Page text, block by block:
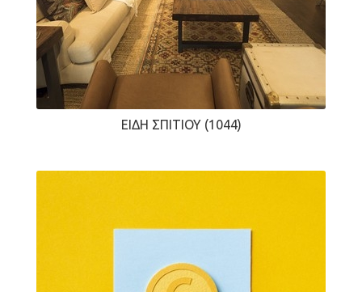
ΕΊΔΗ ΣΠΙΤΙΟΎ(1044)